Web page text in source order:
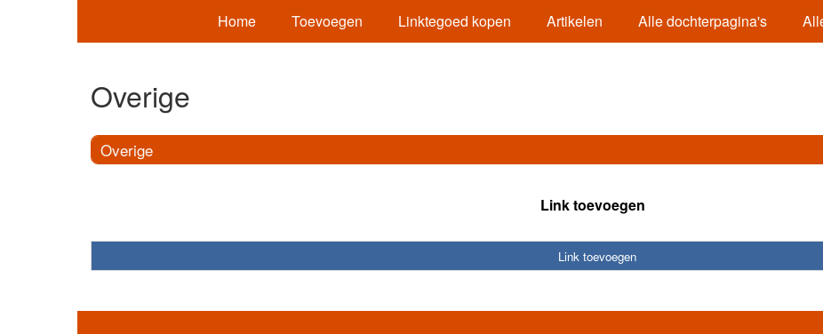
Home Toevoegen Linktegoed kopen Artikelen Alle dochterpagina's
Overige
Overige
Link toevoegen
Link toevoegen